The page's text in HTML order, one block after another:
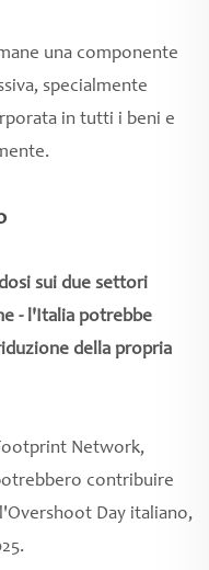
una componente
specialmente
in tutti i beni e
sui due settori
- l'Italia potrebbe
della propria
Network,
contribuire
Day italiano,